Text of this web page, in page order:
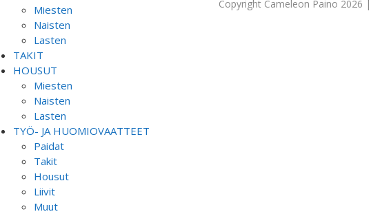
Miesten
Naisten
Lasten
TAKIT
HOUSUT
Miesten
Naisten
Lasten
TYÖ- JA HUOMIOVAATTEET
Paidat
Takit
Housut
Liivit
Muut
Copyright Cameleon Paino 2026 |